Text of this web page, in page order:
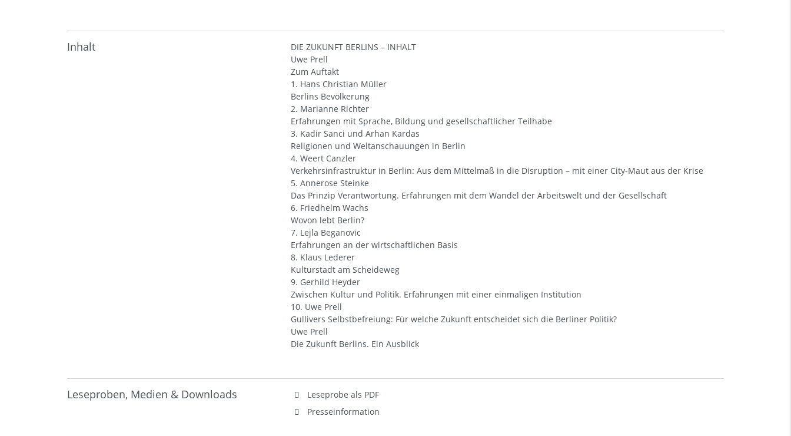
Inhalt
DIE ZUKUNFT BERLINS – INHALT
Uwe Prell
Zum Auftakt
1. Hans Christian Müller
Berlins Bevölkerung
2. Marianne Richter
Erfahrungen mit Sprache, Bildung und gesellschaftlicher Teilhabe
3. Kadir Sanci und Arhan Kardas
Religionen und Weltanschauungen in Berlin
4. Weert Canzler
Verkehrsinfrastruktur in Berlin: Aus dem Mittelmaß in die Disruption – mit einer City-Maut aus der Krise
5. Annerose Steinke
Das Prinzip Verantwortung. Erfahrungen mit dem Wandel der Arbeitswelt und der Gesellschaft
6. Friedhelm Wachs
Wovon lebt Berlin?
7. Lejla Beganovic
Erfahrungen an der wirtschaftlichen Basis
8. Klaus Lederer
Kulturstadt am Scheideweg
9. Gerhild Heyder
Zwischen Kultur und Politik. Erfahrungen mit einer einmaligen Institution
10. Uwe Prell
Gullivers Selbstbefreiung: Für welche Zukunft entscheidet sich die Berliner Politik?
Uwe Prell
Die Zukunft Berlins. Ein Ausblick
Leseproben, Medien & Downloads
Leseprobe als PDF
Presseinformation